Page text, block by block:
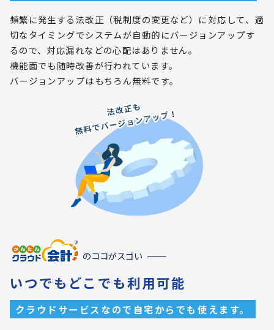
頻繁に発生する法改正（税制度の変更など）に対応して、適
切なタイミングでシステムが自動的にバージョンアップす
るので、対応漏れなどの心配はありません。
機能面でも随時改善が行われています。
バージョンアップはもちろん無料です。
のココがスゴい
いつでもどこでも利用可能
クラウドサービスなので自宅からでも使えます。